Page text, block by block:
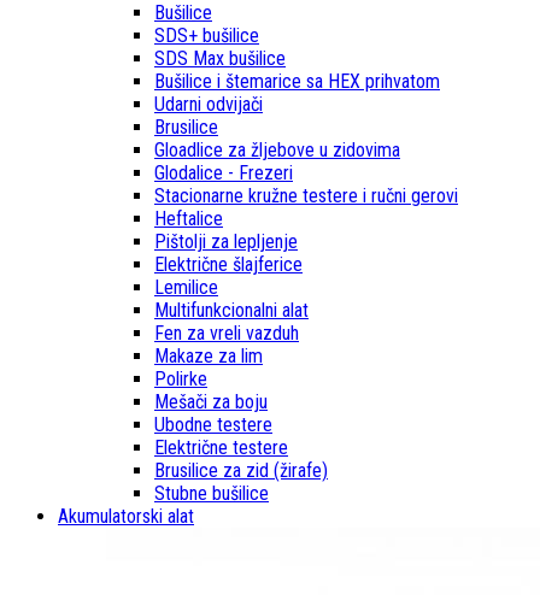
Bušilice
SDS+ bušilice
SDS Max bušilice
Bušilice i štemarice sa HEX prihvatom
Udarni odvijači
Brusilice
Gloadlice za žljebove u zidovima
Glodalice - Frezeri
Stacionarne kružne testere i ručni gerovi
Heftalice
Pištolji za lepljenje
Električne šlajferice
Lemilice
Multifunkcionalni alat
Fen za vreli vazduh
Makaze za lim
Polirke
Mešači za boju
Ubodne testere
Električne testere
Brusilice za zid (žirafe)
Stubne bušilice
Akumulatorski alat